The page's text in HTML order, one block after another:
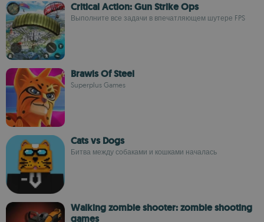
Critical Action: Gun Strike Ops
Выполните все задачи в впечатляющем шутере FPS
Brawls Of Steel
Superplus Games
Cats vs Dogs
Битва между собаками и кошками началась
Walking zombie shooter: zombie shooting
games